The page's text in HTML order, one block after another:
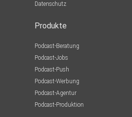
Datenschutz
Produkte
Podcast-Beratung
Podcast-Jobs
Podcast-Push
Podcast-Werbung
Podcast-Agentur
Podcast-Produktion